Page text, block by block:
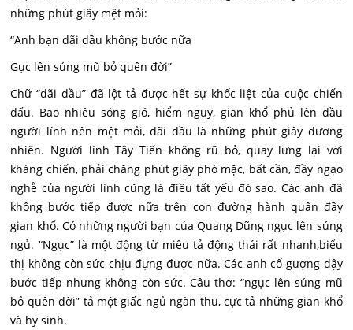
những phút giây mệt mỏi:
“Anh bạn dãi dầu không bước nữa
Gục lên súng mũ bỏ quên đời”
Chữ “dãi dầu” đã lột tả được hết sự khốc liệt của cuộc chiến
đấu. Bao nhiêu sóng gió, hiểm nguy, gian khổ phủ lên đầu
người lính nên mệt mỏi, dãi dầu là những phút giây đương
nhiên. Người lính Tây Tiến không rũ bỏ, quay lưng lại với
kháng chiến, phải chăng phút giây phó mặc, bất cần, đầy ngạo
nghễ của người lính cũng là điều tất yếu đó sao. Các anh đã
không bước tiếp được nữa trên con đường hành quân đầy
gian khổ. Có những người bạn của Quang Dũng ngục lên súng
ngủ. “Ngục” là một động từ miêu tả động thái rất nhanh,biểu
thị không còn sức chịu đựng được nữa. Các anh cố gượng dậy
bước tiếp nhưng không còn sức. Câu thơ: “ngục lên súng mũ
bỏ quên đời” tả một giấc ngủ ngàn thu, cực tả những gian khổ
và hy sinh.